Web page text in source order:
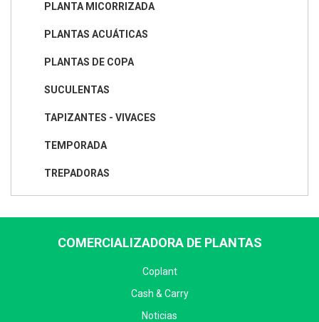
PLANTA MICORRIZADA
PLANTAS ACUÁTICAS
PLANTAS DE COPA
SUCULENTAS
TAPIZANTES - VIVACES
TEMPORADA
TREPADORAS
COMERCIALIZADORA DE PLANTAS
Coplant
Cash & Carry
Noticias